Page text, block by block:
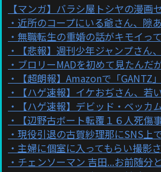
【マンガ】バラシ屋トシヤの漫画
近所のコープにいる爺さん、隙
無職転生の重婚の話がキモイっ
【悲報】週刊少年ジャンプさん
ブロリーMADを初めて見たんだ
【超朗報】Amazonで「GANTZ
【ハゲ速報】イケおぢさん、若
【ハゲ速報】デビッド・ベッカ
【辺野古ボート転覆１６人死傷
現役引退の古賀紗理那にSNS上
主婦に個室に入ってもらい撮影
チェンソーマン 吉田...お前随分